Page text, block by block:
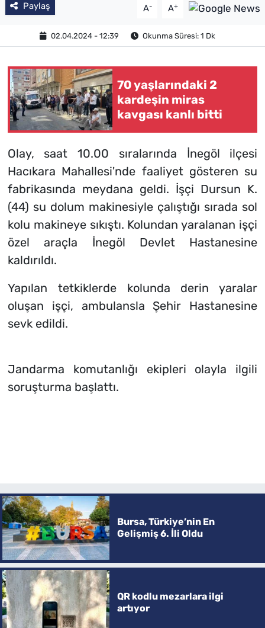
Paylaş A- A+
02.04.2024 - 12:39 Okunma Süresi: 1 Dk
70 yaşlarındaki 2
kardeşin miras
kavgası kanlı bitti
Olay, saat 10.00 sıralarında İnegöl ilçesi
Hacıkara Mahallesi'nde faaliyet gösteren su
fabrikasında meydana geldi. İşçi Dursun K.
(44) su dolum makinesiyle çalıştığı sırada sol
kolu makineye sıkıştı. Kolundan yaralanan işçi
özel araçla İnegöl Devlet Hastanesine
kaldırıldı.
Yapılan tetkiklerde kolunda derin yaralar
oluşan işçi, ambulansla Şehir Hastanesine
sevk edildi.
Jandarma komutanlığı ekipleri olayla ilgili
soruşturma başlattı.
Bursa, Türkiye’nin En
Gelişmiş 6. İli Oldu
QR kodlu mezarlara ilgi
artıyor